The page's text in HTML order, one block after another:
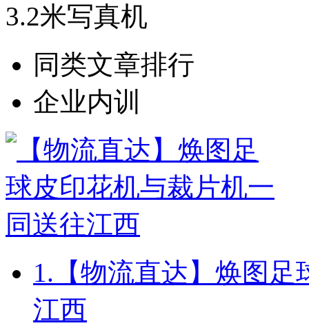
3.2米写真机
同类文章排行
企业内训
1. 【物流直达】焕图
江西